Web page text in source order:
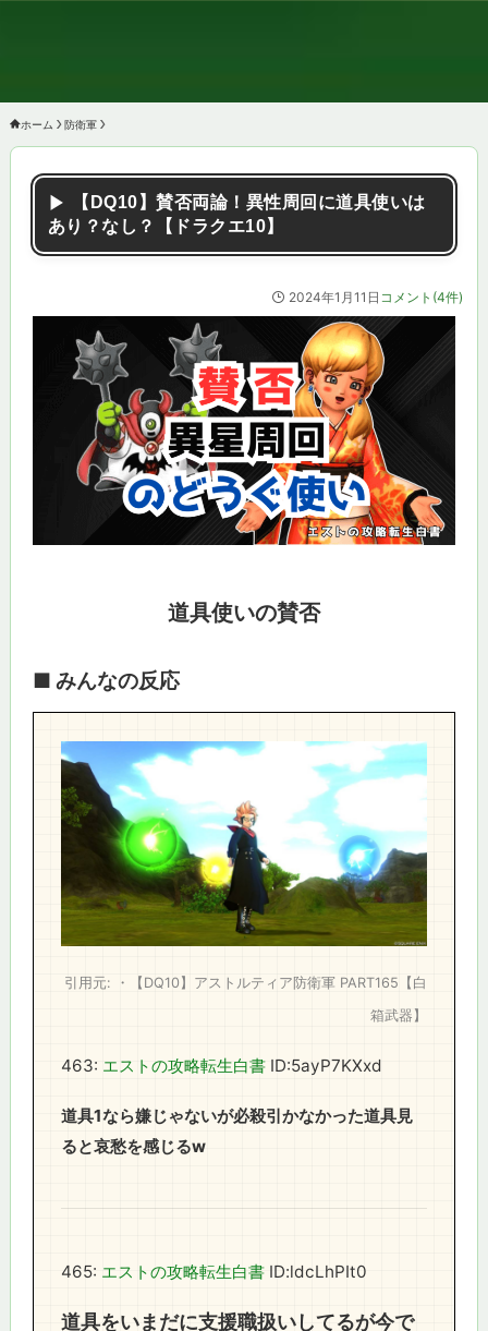
ホーム 防衛軍
【DQ10】賛否両論！異性周回に道具使いは
あり？なし？【ドラクエ10】
2024年1月11日 コメント(4件)
道具使いの賛否
■ みんなの反応
引用元: ・【DQ10】アストルティア防衛軍 PART165【白
箱武器】
463: エストの攻略転生白書 ID:5ayP7KXxd
道具1なら嫌じゃないが必殺引かなかった道具見
ると哀愁を感じるw
465: エストの攻略転生白書 ID:ldcLhPIt0
道具をいまだに支援職扱いしてるが今で